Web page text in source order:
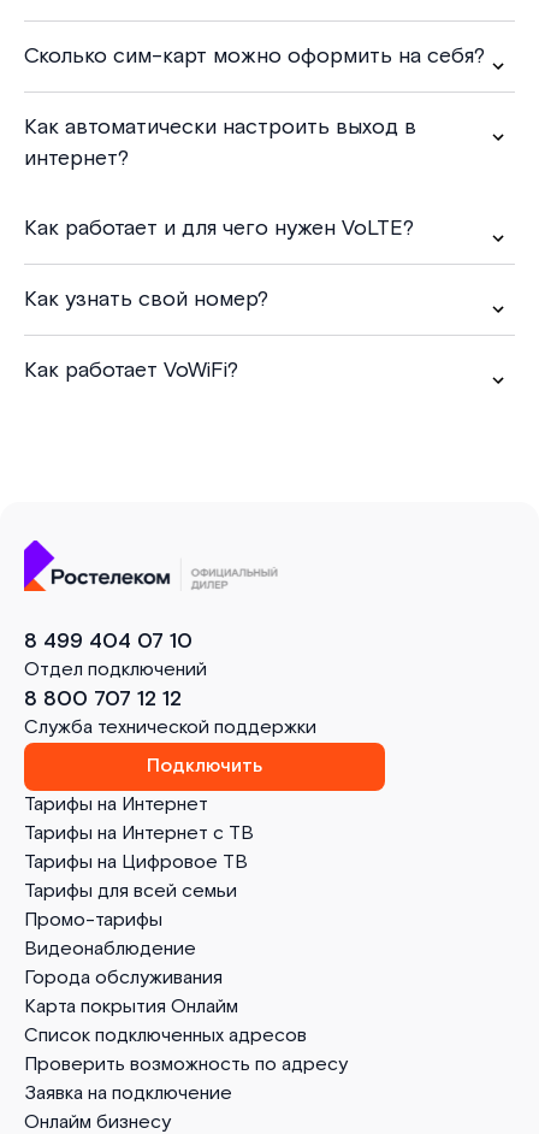
Сколько сим-карт можно оформить на себя?
Как автоматически настроить выход в
интернет?
Как работает и для чего нужен VoLTE?
Как узнать свой номер?
Как работает VoWiFi?
Тарифы на Интернет
Тарифы на Интернет с ТВ
Тарифы на Цифровое ТВ
Тарифы для всей семьи
Промо-тарифы
Видеонаблюдение
Города обслуживания
Карта покрытия Онлайм
Список подключенных адресов
Проверить возможность по адресу
Заявка на подключение
Онлайм бизнесу
8 499 404 07 10
Отдел подключений
8 800 707 12 12
Служба технической поддержки
Подключить